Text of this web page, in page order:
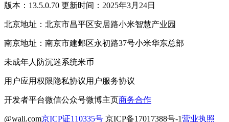
版本：13.5.0.70 更新时间：2025年3月24日
北京地址：北京市昌平区安居路小米智慧产业园
南京地址：南京市建邺区永初路37号小米华东总部
未成年人防沉迷系统米币
用户应用权限隐私协议用户服务协议
开发者平台微信公众号微博主页商务合作
@wali.com京ICP证110335号 京ICP备17017388号-1营业执照